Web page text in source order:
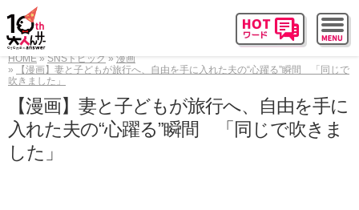
HOME SNSトピック
漫画
【漫画】妻と子どもが旅行へ、自由を手に入れた夫の“心躍る”瞬間 「同じで
吹きました」
【漫画】妻と子どもが旅行へ、自由を手に
入れた夫の“心躍る”瞬間 「同じで吹きま
した」